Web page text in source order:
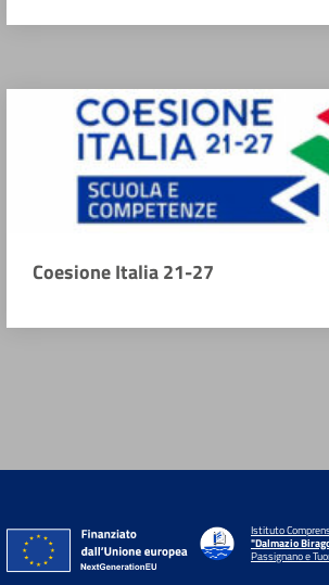
Coesione Italia 21-27
Istituto
"Dalmazio
Passignano e